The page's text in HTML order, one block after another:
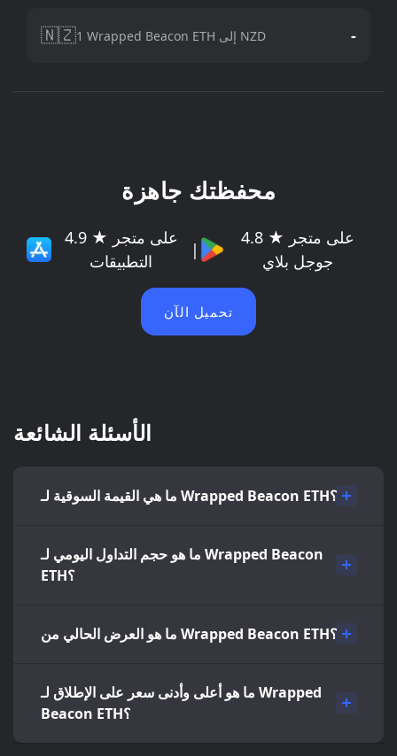
🇳🇿 1 Wrapped Beacon ETH إلى NZD -
محفظتك جاهزة
4.9 ★ على متجر
التطبيقات
|
4.8 ★ على متجر
جوجل بلاي
تحميل الآن
الأسئلة الشائعة
ما هي القيمة السوقية لـ Wrapped Beacon ETH؟
ما هو حجم التداول اليومي لـ Wrapped Beacon
ETH؟
ما هو العرض الحالي من Wrapped Beacon ETH؟
ما هو أعلى وأدنى سعر على الإطلاق لـ Wrapped
Beacon ETH؟